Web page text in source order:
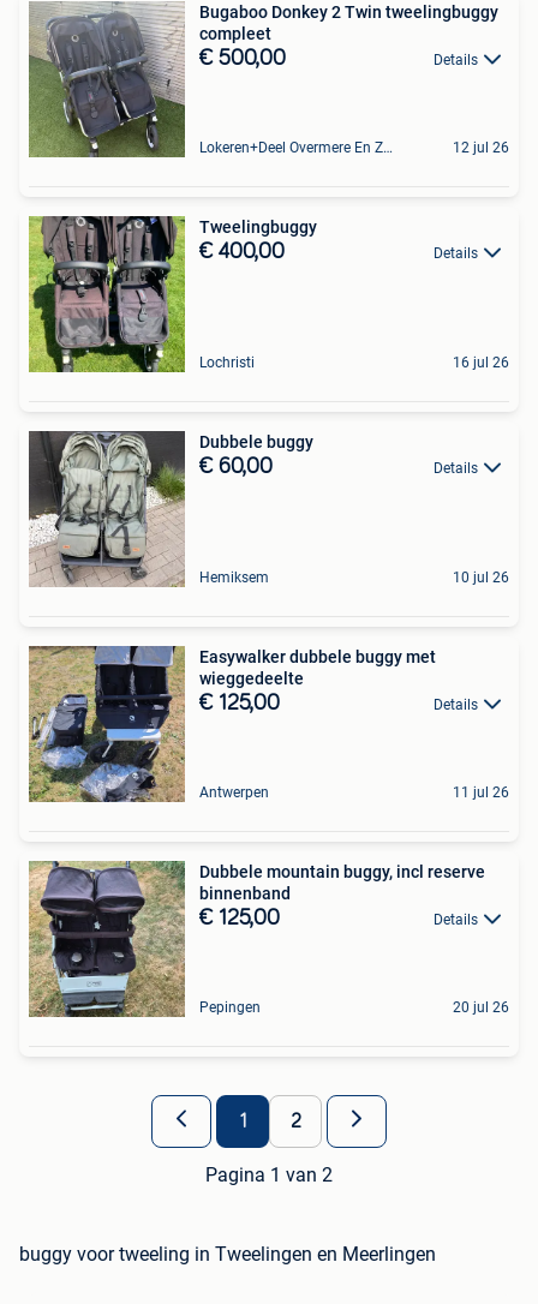
Bugaboo Donkey 2 Twin tweelingbuggy
compleet
€ 500,00 Details
Lokeren+Deel Overmere En Zele 12 jul 26
Tweelingbuggy
€ 400,00 Details
Lochristi 16 jul 26
Dubbele buggy
€ 60,00 Details
Hemiksem 10 jul 26
Easywalker dubbele buggy met
wieggedeelte
€ 125,00 Details
Antwerpen 11 jul 26
Dubbele mountain buggy, incl reserve
binnenband
€ 125,00 Details
Pepingen 20 jul 26
1 2
Pagina 1 van 2
buggy voor tweeling in Tweelingen en Meerlingen